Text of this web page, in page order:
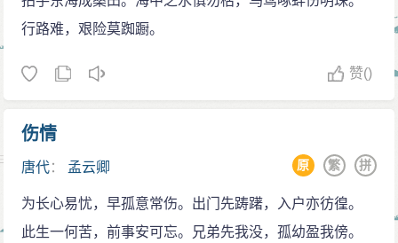
行路难，艰险莫踟蹰。
赞()
伤情
唐代： 孟云卿 拼
繁
原
为长心易忧，早孤意常伤。出门先踌躇，入户亦彷徨。
此生一何苦，前事安可忘。兄弟先我没，孤幼盈我傍。